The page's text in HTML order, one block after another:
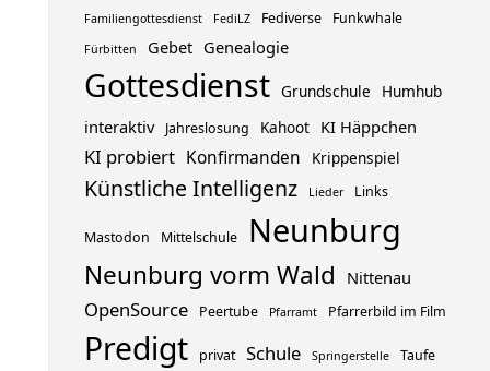
Familiengottesdienst FediLZ Fediverse Funkwhale
Fürbitten Gebet Genealogie
Gottesdienst Grundschule Humhub
interaktiv Jahreslosung Kahoot KI Häppchen
KI probiert Konfirmanden Krippenspiel
Künstliche Intelligenz Lieder Links
Mastodon Mittelschule Neunburg
Neunburg vorm Wald Nittenau
OpenSource Peertube Pfarramt Pfarrerbild im Film
Predigt privat Schule Springerstelle Taufe